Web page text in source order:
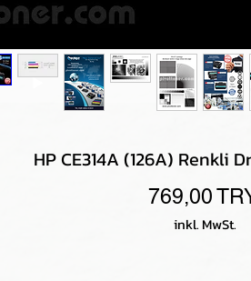
HP CE314A (126A) Renkli
769,00
inkl. MwSt.